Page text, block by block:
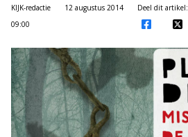
KIJK-redactie
12 augustus 2014
09:00
Deel dit artikel: